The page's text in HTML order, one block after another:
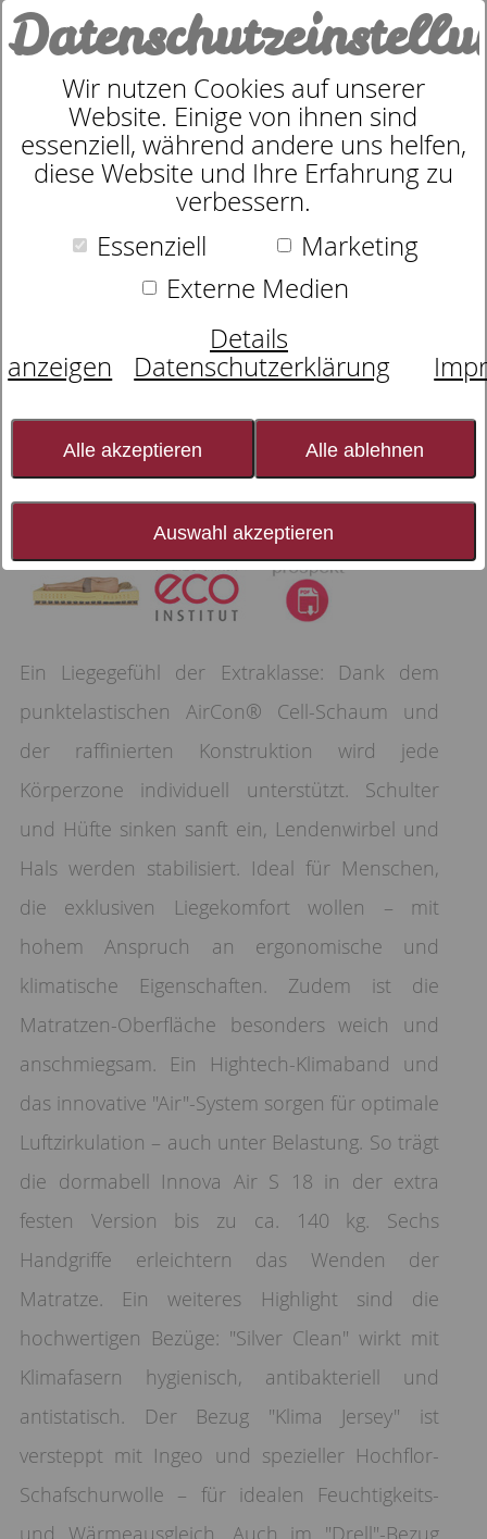
0
Schaummatratze
dormabell Innova Air S 18
5,0 von 1
Ein Liegegefühl der Extraklasse: Dank dem
punktelastischen AirCon® Cell-Schaum und
der raffinierten Konstruktion wird jede
Körperzone individuell unterstützt. Schulter
und Hüfte sinken sanft ein, Lendenwirbel und
Hals werden stabilisiert. Ideal für Menschen,
die exklusiven Liegekomfort wollen – mit
hohem Anspruch an ergonomische und
klimatische Eigenschaften. Zudem ist die
Matratzen-Oberfläche besonders weich und
anschmiegsam. Ein Hightech-Klimaband und
das innovative "Air"-System sorgen für optimale
Luftzirkulation – auch unter Belastung. So trägt
die dormabell Innova Air S 18 in der extra
festen Version bis zu ca. 140 kg. Sechs
Handgriffe erleichtern das Wenden der
Matratze. Ein weiteres Highlight sind die
hochwertigen Bezüge: "Silver Clean" wirkt mit
Klimafasern hygienisch, antibakteriell und
antistatisch. Der Bezug "Klima Jersey" ist
versteppt mit Ingeo und spezieller Hochflor-
Schafschurwolle – für idealen Feuchtigkeits-
Wir nutzen Cookies auf unserer
Website. Einige von ihnen sind
essenziell, während andere uns helfen,
diese Website und Ihre Erfahrung zu
verbessern.
Essenziell
Marketing
Externe Medien
Details
anzeigen
Datenschutzerklärung
Alle akzeptieren Alle ablehnen
Auswahl akzeptieren